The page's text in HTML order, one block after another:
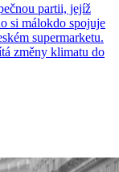
partii, jejíž
si málokdo spojuje
supermarketu.
změny klimatu do